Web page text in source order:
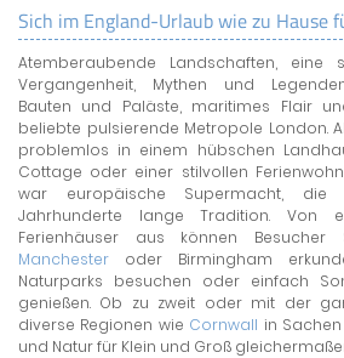
LAND & LEUTE
LERNCENTER
ENGLISCH
ENGLAND ZUHAUSE
BRITISH SHOP
Sich im England-Urlaub wie zu Hause
Atemberaubende Landschaften, eine
Vergangenheit, Mythen und
Bauten und Paläste, maritimes Flair
beliebte pulsierende Metropole London.
problemlos in einem hübschen
Cottage oder einer stilvollen
war europäische Supermacht, die
Jahrhunderte lange Tradition. Von
Ferienhäuser aus können
Manchester oder Birmingham
Naturparks besuchen oder einfach
genießen. Ob zu zweit oder mit der
diverse Regionen wie Cornwall in
und Natur für Klein und Groß